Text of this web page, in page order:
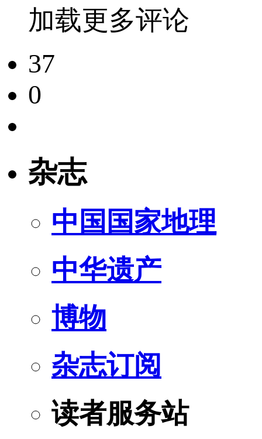
加载更多评论
37
0
杂志
中国国家地理
中华遗产
博物
杂志订阅
读者服务站